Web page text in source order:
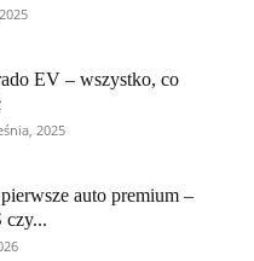
EV – wszystko, co
2025
auto premium –
czy...